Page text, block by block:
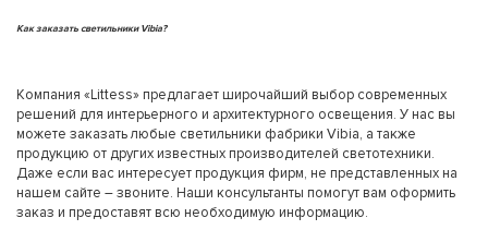
Как заказать светильники Vibia?
Компания «Littess» предлагает широчайший выбор современных
решений для интерьерного и архитектурного освещения. У нас вы
можете заказать любые светильники фабрики Vibia, а также
продукцию от других известных производителей светотехники.
Даже если вас интересует продукция фирм, не представленных на
нашем сайте – звоните. Наши консультанты помогут вам оформить
заказ и предоставят всю необходимую информацию.